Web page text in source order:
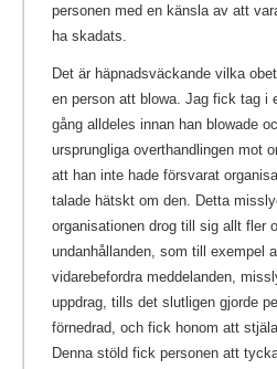
personen med en känsla av att
ha skadats.
Det är häpnadsväckande vilka
en person att blowa. Jag fick tag i
gång alldeles innan han blowade
ursprungliga overthandlingen mot
att han inte hade försvarat
talade hätskt om den. Detta
organisationen drog till sig allt fler
undanhållanden, som till exempel
vidarebefordra meddelanden,
uppdrag, tills det slutligen gjorde
förnedrad, och fick honom att
Denna stöld fick personen att